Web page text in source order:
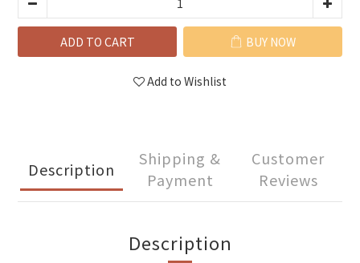
ADD TO CART BUY NOW
Add to Wishlist
Description
Shipping &
Payment
Customer
Reviews
Description